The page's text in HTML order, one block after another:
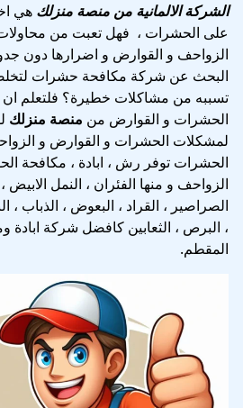
الشركة الالمانية من منصة منزلك هي
على الحشرات ، فهل تعبت من
الزواحف و القوارض و اضرارها دون
البحث عن شركة مكافحة حشرات
تسببه من مشاكلات خطيرة؟ فلتعلم ان
الحشرات و القوارض من منصة منزلك
لمشكلات الحشرات و القوارض و الزواحف
الحشرات توفر رش ، ابادة ، مكافحة
الزواحف و منها الفئران ، النمل الابيض
الصراصير ، القراد ، البعوض ، الذباب ،
، البرص ، الثعابين كافضل شركة
المقطم.